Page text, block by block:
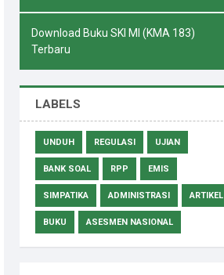
Download Buku SKI MI (KMA 183)
Terbaru
LABELS
UNDUH REGULASI UJIAN
BANK SOAL RPP EMIS
SIMPATIKA ADMINISTRASI ARTIKEL
BUKU ASESMEN NASIONAL